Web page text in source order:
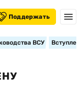
Поддержать
ВСУ